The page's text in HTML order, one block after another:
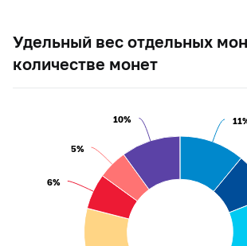
Удельный вес отдельных
количестве монет
6%
6%
5%
5%
10%
10%